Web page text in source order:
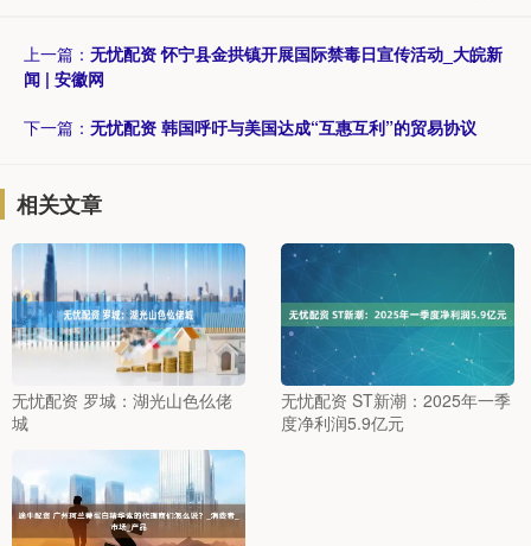
上一篇： 无忧配资 怀宁县金拱镇开展国际禁毒日宣传活动_大皖新
闻 | 安徽网
下一篇： 无忧配资 韩国呼吁与美国达成“互惠互利”的贸易协议
相关文章
无忧配资 罗城：湖光山色仫佬
城
无忧配资 ST新潮：2025年一季
度净利润5.9亿元